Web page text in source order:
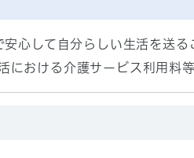
心して自分らしい生活を送
における介護サービス利用料